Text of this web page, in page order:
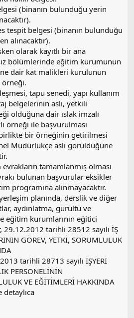
(binanın bulunduğu yerin
tespit belgesi (binanın bulunduğu
alınacaktır).
olarak kayıtlı bir ana
bölümlerinde eğitim kurumunun
dair kat malikleri kurulunun
örneği.
tapu senedi, yapı kullanım
belgelerinin aslı, yetkili
olduğuna dair ıslak imzalı
örneği ile başvurulması
bir örneğinin getirilmesi
Müdürlükçe aslı görüldüğüne
tamamlanmış olması
bulunan başvurular eksikler
programına alınmayacaktır.
planında, derslik ve diğer
aydınlatma, gürültü ve
eğitim kurumlarının eğitici
tarihli 28512 sayılı İŞ
GÖREV, YETKİ, SORUMLULUK
tarihli 28713 sayılı İŞYERİ
PERSONELİNİN
VE EĞİTİMLERİ HAKKINDA
detaylıca